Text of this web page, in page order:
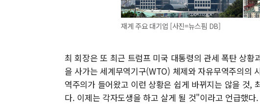
재계 주요 대기업 [사진=뉴스핌 DB]
최 회장은 또 최근 트럼프 미국 대통령의 관세 폭탄 상
을 사가는 세계무역기구(WTO) 체제와 자유무역주의의
역주의가 들어왔고 이런 상황은 쉽게 바뀌지는 않을 것,
다. 이제는 각자도생을 하고 살게 될 것"이라고 언급했다.